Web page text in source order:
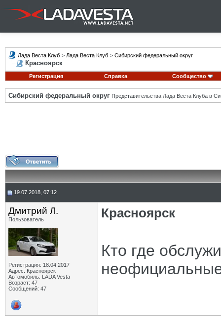
Лада Веста Клуб > Лада Веста Клуб > Сибирский федеральный округ
Красноярск
Регистрация Справка Сообщество
Сибирский федеральный округ Представительства Лада Веста Клуба в
19.07.2018, 07:12
Дмитрий Л.
Пользователь
Регистрация: 18.04.2017
Адрес: Красноярск
Автомобиль: LADA Vesta
Возраст: 47
Сообщений: 47
Красноярск
Кто где